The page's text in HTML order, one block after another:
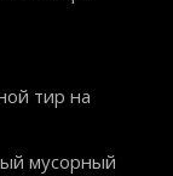
тир на
мусорный